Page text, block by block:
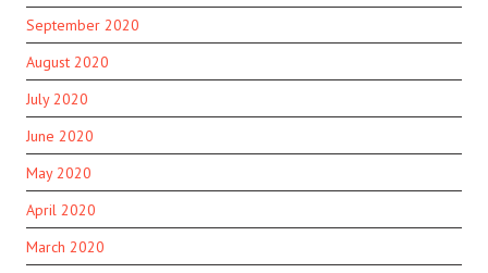
September 2020
August 2020
July 2020
June 2020
May 2020
April 2020
March 2020